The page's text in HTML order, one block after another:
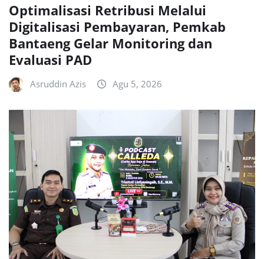
Optimalisasi Retribusi Melalui
Digitalisasi Pembayaran, Pemkab
Bantaeng Gelar Monitoring dan
Evaluasi PAD
Asruddin Azis Agu 5, 2026